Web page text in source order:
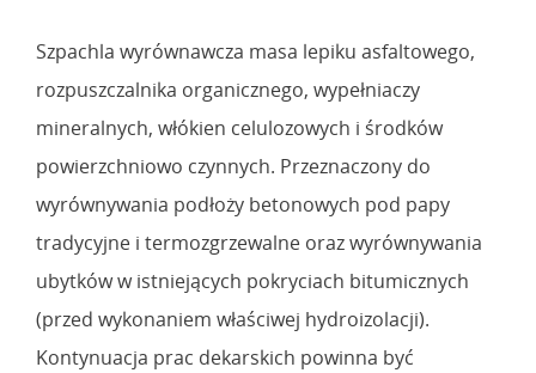
Szpachla wyrównawcza masa lepiku asfaltowego,
rozpuszczalnika organicznego, wypełniaczy
mineralnych, włókien celulozowych i środków
powierzchniowo czynnych. Przeznaczony do
wyrównywania podłoży betonowych pod papy
tradycyjne i termozgrzewalne oraz wyrównywania
ubytków w istniejących pokryciach bitumicznych
(przed wykonaniem właściwej hydroizolacji).
Kontynuacja prac dekarskich powinna być